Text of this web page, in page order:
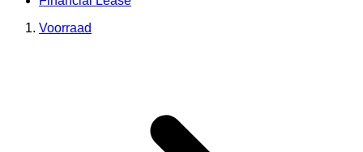
Voorraad